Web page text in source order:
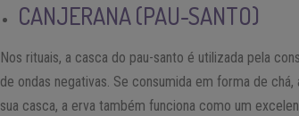
CANJERANA (PAU-SANTO)
Nos rituais, a casca do pau-santo é utilizada pela
de ondas negativas. Se consumida em forma de
sua casca, a erva também funciona como um